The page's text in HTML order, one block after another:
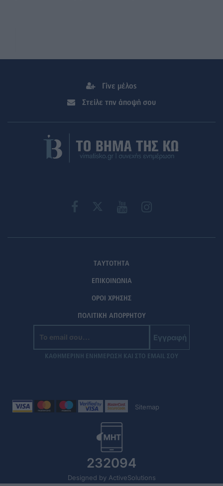
Γίνε μέλος
Στείλε την άποψή σου
ΤΑΥΤΟΤΗΤΑ
ΕΠΙΚΟΙΝΩΝΙΑ
ΟΡΟΙ ΧΡΗΣΗΣ
ΠΟΛΙΤΙΚΗ ΑΠΟΡΡΗΤΟΥ
Εγγραφή
ΚΑΘΗΜΕΡΙΝΗ ΕΝΗΜΕΡΩΣΗ ΚΑΙ ΣΤΟ EMAIL ΣΟΥ
Sitemap
232094
Designed by ActiveSolutions